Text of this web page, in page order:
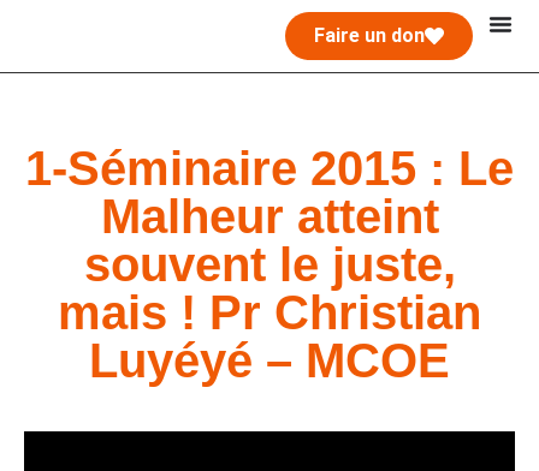
Faire un don
1-Séminaire 2015 : Le
Malheur atteint
souvent le juste,
mais ! Pr Christian
Luyéyé – MCOE